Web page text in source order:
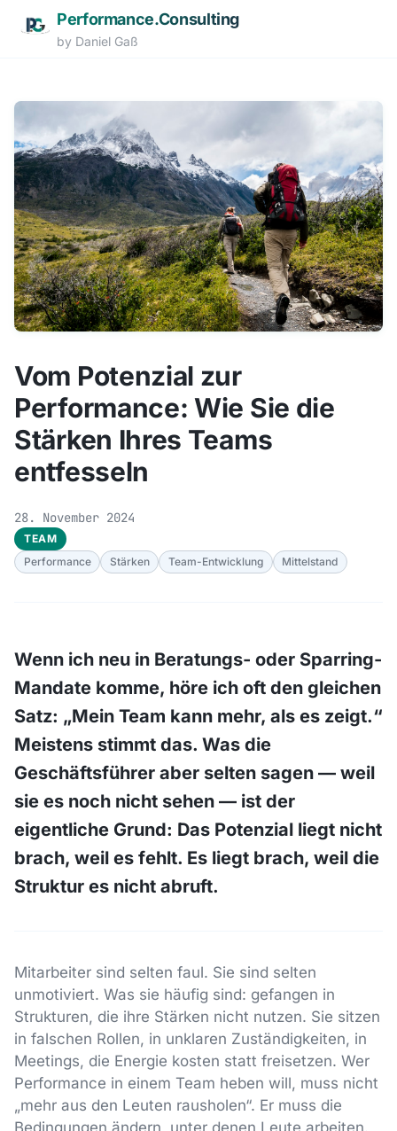
Performance.Consulting
by Daniel Gaß
Vom Potenzial zur
Performance: Wie Sie die
Stärken Ihres Teams
entfesseln
28. November 2024
TEAM
Performance
Stärken Team-Entwicklung Mittelstand
Wenn ich neu in Beratungs- oder Sparring-
Mandate komme, höre ich oft den gleichen
Satz: „Mein Team kann mehr, als es zeigt.“
Meistens stimmt das. Was die
Geschäftsführer aber selten sagen — weil
sie es noch nicht sehen — ist der
eigentliche Grund: Das Potenzial liegt nicht
brach, weil es fehlt. Es liegt brach, weil die
Struktur es nicht abruft.
Mitarbeiter sind selten faul. Sie sind selten
unmotiviert. Was sie häufig sind: gefangen in
Strukturen, die ihre Stärken nicht nutzen. Sie sitzen
in falschen Rollen, in unklaren Zuständigkeiten, in
Meetings, die Energie kosten statt freisetzen. Wer
Performance in einem Team heben will, muss nicht
„mehr aus den Leuten rausholen“. Er muss die